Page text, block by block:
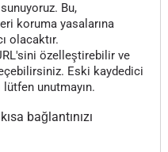
Bu,
koruma yasalarına
olacaktır.
özelleştirebilir ve
Eski kaydedici
lütfen unutmayın.
bağlantınızı